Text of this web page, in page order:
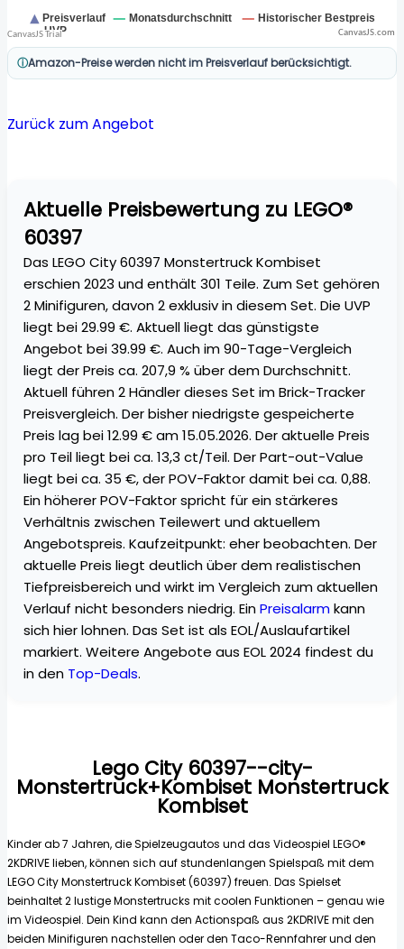
CanvasJS.com
Amazon-Preise werden nicht im Preisverlauf berücksichtigt.
Zurück zum Angebot
Aktuelle Preisbewertung zu LEGO®
60397
Das LEGO City 60397 Monstertruck Kombiset
erschien 2023 und enthält 301 Teile. Zum Set gehören
2 Minifiguren, davon 2 exklusiv in diesem Set. Die UVP
liegt bei 29.99 €. Aktuell liegt das günstigste
Angebot bei 39.99 €. Auch im 90-Tage-Vergleich
liegt der Preis ca. 207,9 % über dem Durchschnitt.
Aktuell führen 2 Händler dieses Set im Brick-Tracker
Preisvergleich. Der bisher niedrigste gespeicherte
Preis lag bei 12.99 € am 15.05.2026. Der aktuelle Preis
pro Teil liegt bei ca. 13,3 ct/Teil. Der Part-out-Value
liegt bei ca. 35 €, der POV-Faktor damit bei ca. 0,88.
Ein höherer POV-Faktor spricht für ein stärkeres
Verhältnis zwischen Teilewert und aktuellem
Angebotspreis. Kaufzeitpunkt: eher beobachten. Der
aktuelle Preis liegt deutlich über dem realistischen
Tiefpreisbereich und wirkt im Vergleich zum aktuellen
Verlauf nicht besonders niedrig. EinPreisalarmkann
sich hier lohnen. Das Set ist als EOL/Auslaufartikel
markiert. Weitere Angebote aus EOL 2024 findest du
in den Top-Deals.
Lego City 60397--city-
Monstertruck+Kombiset Monstertruck
Kombiset
Kinder ab 7 Jahren, die Spielzeugautos und das Videospiel LEGO®
2KDRIVE lieben, können sich auf stundenlangen Spielspaß mit dem
LEGO City Monstertruck Kombiset (60397) freuen. Das Spielset
beinhaltet 2 lustige Monstertrucks mit coolen Funktionen – genau wie
im Videospiel. Dein Kind kann den Actionspaß aus 2KDRIVE mit den
beiden Minifiguren nachstellen oder den Taco-Rennfahrer und den